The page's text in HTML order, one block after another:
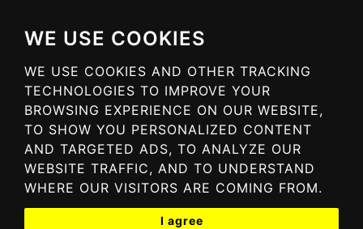
WE USE COOKIES
WE USE COOKIES AND OTHER TRACKING
TECHNOLOGIES TO IMPROVE YOUR
BROWSING EXPERIENCE ON OUR WEBSITE,
TO SHOW YOU PERSONALIZED CONTENT
AND TARGETED ADS, TO ANALYZE OUR
WEBSITE TRAFFIC, AND TO UNDERSTAND
WHERE OUR VISITORS ARE COMING FROM.
I agree